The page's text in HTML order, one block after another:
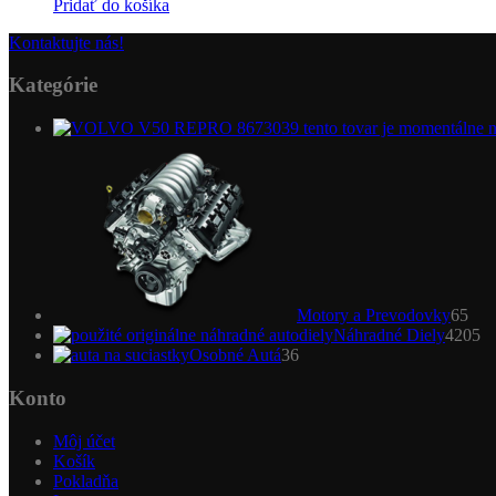
Pridať do košíka
Kontaktujte nás!
Kategórie
Motory a Prevodovky65
Náhradné Diely4205
Osobné Autá3636
Konto
Môj účet
Košík
Pokladňa